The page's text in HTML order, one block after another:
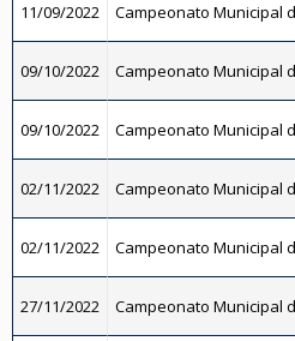
11/09/2022 Campeonato Municipal
09/10/2022 Campeonato Municipal
09/10/2022 Campeonato Municipal
02/11/2022 Campeonato Municipal
02/11/2022 Campeonato Municipal
27/11/2022 Campeonato Municipal